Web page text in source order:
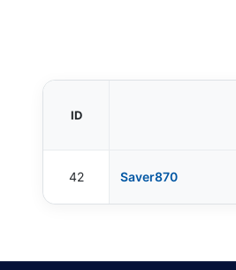
ID
42 Saver870